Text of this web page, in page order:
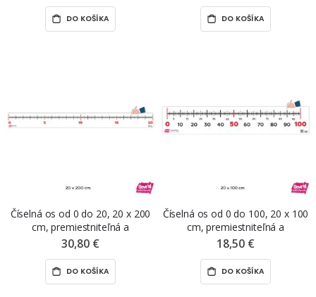
DO KOŠÍKA DO KOŠÍKA
Číselná os od 0 do 20, 20 x 200
cm, premiestniteľná a
popisovateľná samolepka ŠEVT
NANO write
30,80 €
DO KOŠÍKA
Číselná os od 0 do 100, 20 x 100
cm, premiestniteľná a
popisovateľná samolepka ŠEVT
NANO write
18,50 €
DO KOŠÍKA